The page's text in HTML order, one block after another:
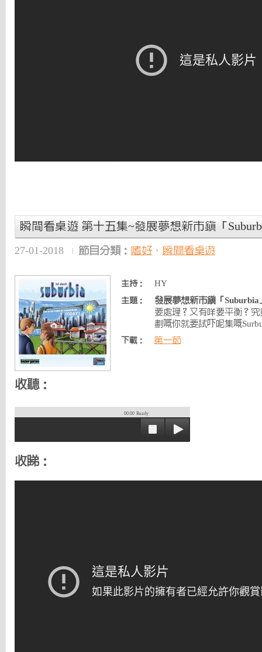
瞬間看桌遊 第十五集~發展夢想新市鎮「
27-01-2018 節目分類： 嗜好 、 瞬間看桌遊
主持： HY
主題：
發展夢想新市鎮「Suburbia
要處理？又有咩要平衡？
劃嘅你就要試吓呢集嘅
下載： 第一節
收聽：
00:00 Ready
收睇：